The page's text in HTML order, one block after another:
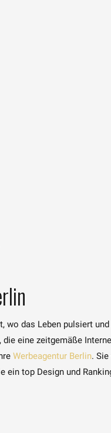
das Leben pulsiert
eine zeitgemäße
Werbeagentur Berlin.
top Design und